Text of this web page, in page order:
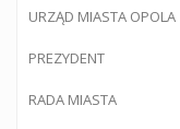
URZĄD MIASTA OPOLA
PREZYDENT
RADA MIASTA